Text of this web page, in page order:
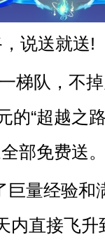
说送就送!
梯队，不
的“超越之
部免费送
巨量经验和
内直接飞